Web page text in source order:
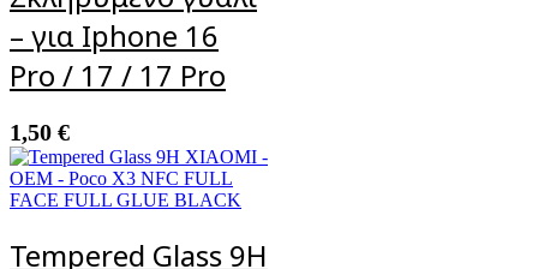
– για Iphone 16
Pro / 17 / 17 Pro
1,50 €
Tempered Glass 9H